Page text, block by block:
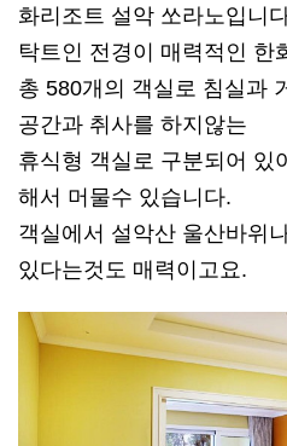
화리조트 설악 쏘라노입니
탁트인 전경이 매력적인 한
총 580개의 객실로 침실과
공간과 취사를 하지않는
휴식형 객실로 구분되어 있
해서 머물수 있습니다.
객실에서 설악산 울산바위
있다는것도 매력이고요.